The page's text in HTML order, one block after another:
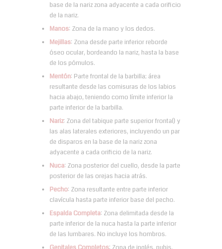
base de la nariz zona adyacente a cada orificio
de la nariz.
Manos: Zona de la mano y los dedos.
Mejillas: Zona desde parte inferior reborde
óseo ocular, bordeando la nariz, hasta la base
de los pómulos.
Mentón: Parte frontal de la barbilla; área
resultante desde las comisuras de los labios
hacia abajo, teniendo como límite inferior la
parte inferior de la barbilla.
Nariz: Zona del tabique parte superior frontal) y
las alas laterales exteriores, incluyendo un par
de disparos en la base de la nariz zona
adyacente a cada orificio de la nariz.
Nuca: Zona posterior del cuello, desde la parte
posterior de las orejas hacia atrás.
Pecho: Zona resultante entre parte inferior
clavícula hasta parte inferior base del pecho.
Espalda Completa: Zona delimitada desde la
parte inferior de la nuca hasta la parte inferior
de las lumbares. No incluye los hombros.